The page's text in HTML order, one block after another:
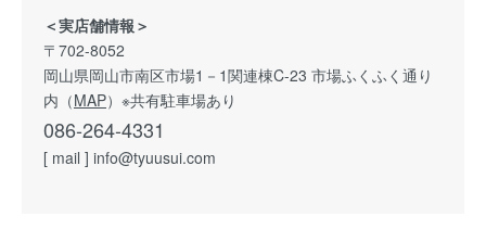
＜実店舗情報＞
〒702-8052
岡山県岡山市南区市場1－1関連棟C-23 市場ふくふく通り
内（MAP）※共有駐車場あり
086-264-4331
[ mail ] info@tyuusui.com